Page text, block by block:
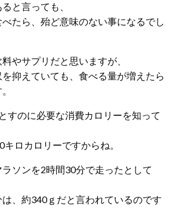
と言っても、
たら、殆ど意味のない事になるでし
やサプリだと思いますが、
抑えていても、食べる量が増えたら
すのに必要な消費カロリーを知って
ロカロリーですからね。
ソンを2時間30分で走ったとして
、約340ｇだと言われているのです